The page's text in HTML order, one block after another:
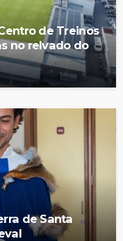
de Treinos
no relvado do
de Santa